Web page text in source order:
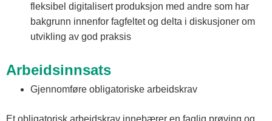
fleksibel digitalisert produksjon med andre som har
bakgrunn innenfor fagfeltet og delta i diskusjoner om
utvikling av god praksis
Arbeidsinnsats
Gjennomføre obligatoriske arbeidskrav
Et obligatorisk arbeidskrav innebærer en faglig prøving og